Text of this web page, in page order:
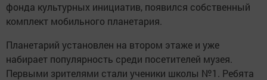
фонда культурных инициатив, появился собственный
комплект мобильного планетария.
Планетарий установлен на втором этаже и уже
набирает популярность среди посетителей музея.
Первыми зрителями стали ученики школы №1. Ребята